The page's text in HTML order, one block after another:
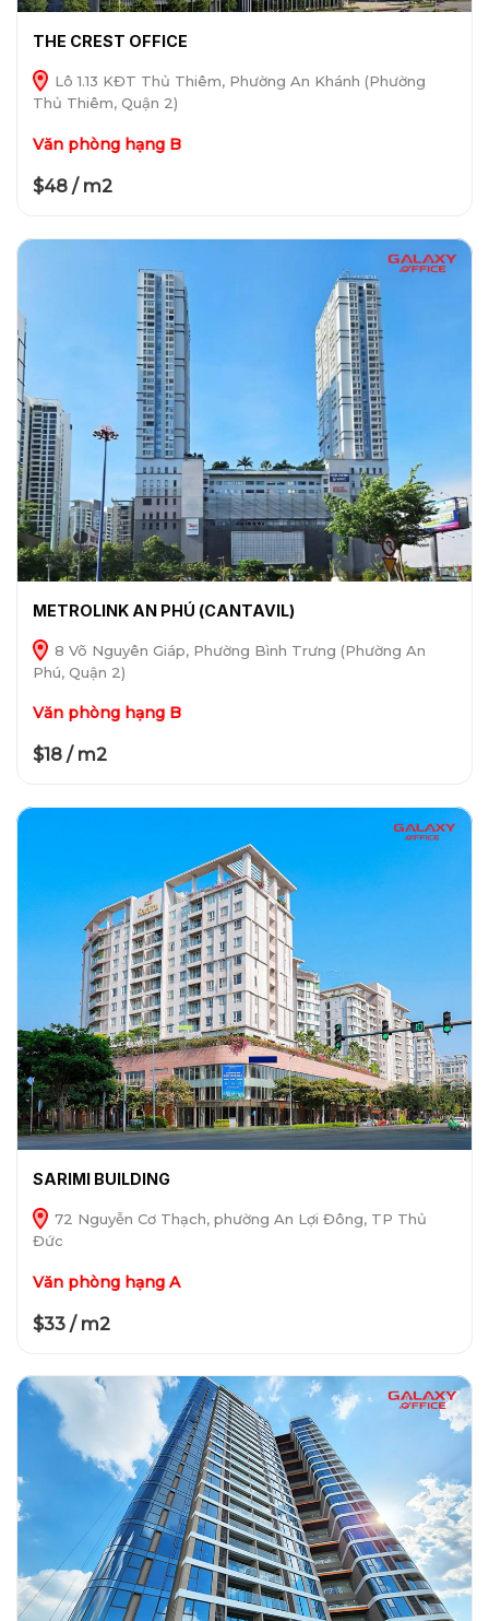
THE CREST OFFICE
Lô 1.13 KĐT Thủ Thiêm, Phường An Khánh (Phường
Thủ Thiêm, Quận 2)
Văn phòng hạng B
$48 / m2
METROLINK AN PHÚ (CANTAVIL)
8 Võ Nguyên Giáp, Phường Bình Trưng (Phường An
Phú, Quận 2)
Văn phòng hạng B
$18 / m2
SARIMI BUILDING
72 Nguyễn Cơ Thạch, phường An Lợi Đông, TP Thủ
Đức
Văn phòng hạng A
$33 / m2